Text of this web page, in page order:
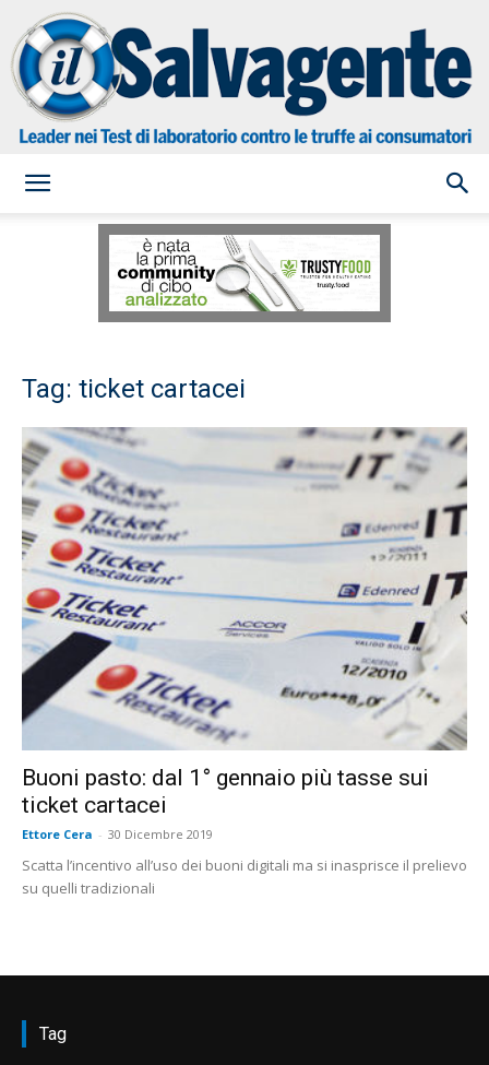
Salvagente
Tag: ticket cartacei
Buoni pasto: dal 1° gennaio più tasse sui
ticket cartacei
Ettore Cera - 30 Dicembre 2019
Scatta l’incentivo all’uso dei buoni digitali ma si inasprisce il prelievo
su quelli tradizionali
Tag